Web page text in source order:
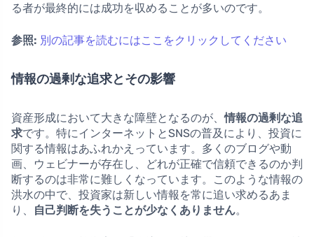
る者が最終的には成功を収めることが多いのです。
参照: 別の記事を読むにはここをクリックしてください
情報の過剰な追求とその影響
資産形成において大きな障壁となるのが、情報の過剰な追
求です。特にインターネットとSNSの普及により、投資に
関する情報はあふれかえっています。多くのブログや動
画、ウェビナーが存在し、どれが正確で信頼できるのか判
断するのは非常に難しくなっています。このような情報の
洪水の中で、投資家は新しい情報を常に追い求めるあま
り、
自己判断を失うことが少なくありません。